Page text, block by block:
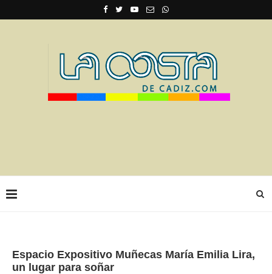
Espacio Expositivo Muñecas María Emilia Lira,
un lugar para soñar